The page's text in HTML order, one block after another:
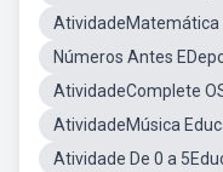
AtividadeMatemática
Números Antes
AtividadeComplete
AtividadeMúsica
Atividade De 0 a